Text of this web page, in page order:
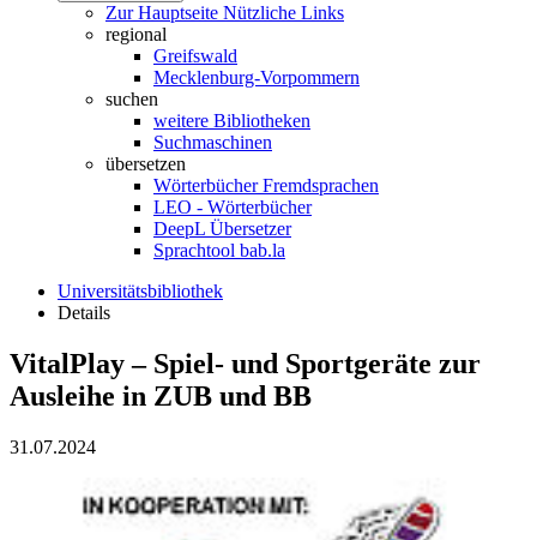
Zur Hauptseite Nützliche Links
regional
Greifswald
Mecklenburg-Vorpommern
suchen
weitere Bibliotheken
Suchmaschinen
übersetzen
Wörterbücher Fremdsprachen
LEO - Wörterbücher
DeepL Übersetzer
Sprachtool bab.la
Universitätsbibliothek
Details
VitalPlay – Spiel- und Sportgeräte zur
Ausleihe in ZUB und BB
31.07.2024